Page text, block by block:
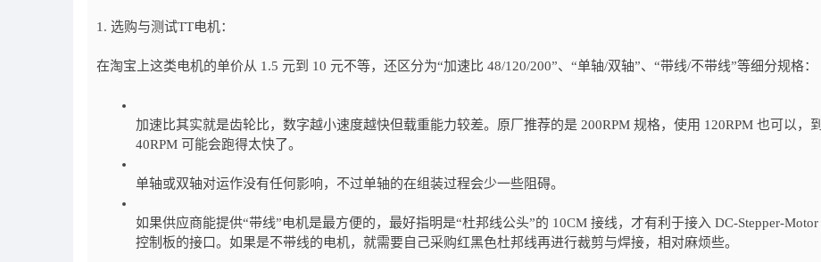
1. 选购与测试TT电机：
在淘宝上这类电机的单价从 1.5 元到 10 元不等，还区分为“加速比 48/120/200”、“单轴/双轴”、“带线/不带线”等细分规格：
加速比其实就是齿轮比，数字越小速度越快但载重能力较差。原厂推荐的是 200RPM 规格，使用 120RPM 也可以，到
40RPM 可能会跑得太快了。
单轴或双轴对运作没有任何影响，不过单轴的在组装过程会少一些阻碍。
如果供应商能提供“带线”电机是最方便的，最好指明是“杜邦线公头”的 10CM 接线，才有利于接入 DC-Stepper-Motor
控制板的接口。如果是不带线的电机，就需要自己采购红黑色杜邦线再进行裁剪与焊接，相对麻烦些。